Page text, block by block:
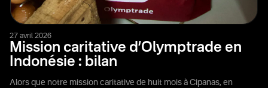
27 avril 2026
Mission caritative d’Olymptrade en
Indonésie : bilan
Alors que notre mission caritative de huit mois à Cipanas, en